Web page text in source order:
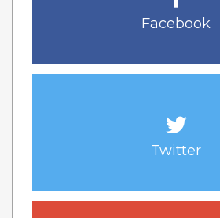
Facebook
Twitter